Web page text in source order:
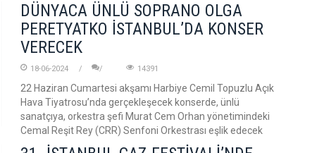
DÜNYACA ÜNLÜ SOPRANO OLGA
PERETYATKO İSTANBUL’DA KONSER
VERECEK
18-06-2024 14391
22 Haziran Cumartesi akşamı Harbiye Cemil Topuzlu Açık
Hava Tiyatrosu’nda gerçekleşecek konserde, ünlü
sanatçıya, orkestra şefi Murat Cem Orhan yönetimindeki
Cemal Reşit Rey (CRR) Senfoni Orkestrası eşlik edecek